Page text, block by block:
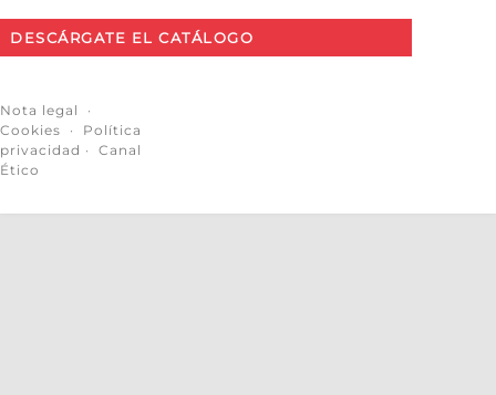
DESCÁRGATE EL CATÁLOGO
Nota legal
·
Cookies · Política
privacidad · Canal
Ético